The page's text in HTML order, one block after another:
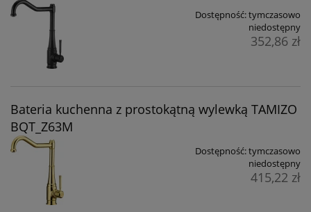
Dostępność:tymczasowo
niedostępny
352,86 zł
Bateria kuchenna z prostokątną wylewką TAMIZO
BQT_Z63M
Dostępność:tymczasowo
niedostępny
415,22 zł